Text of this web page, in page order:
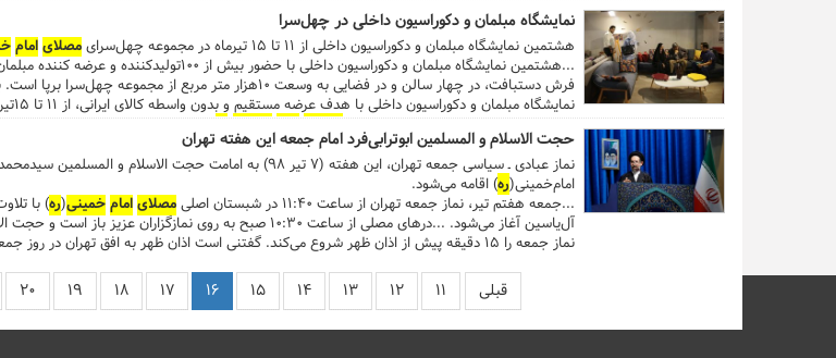
نمایشگاه مبلمان و دکوراسیون داخلی در چهل‌سرا
هشتمین نمایشگاه مبلمان و دکوراسیون داخلی از ۱۱ تا ۱۵ تیرماه در مجموعه چهل‌سرای مصلایامام
...هشتمین نمایشگاه مبلمان و دکوراسیون داخلی با
فرش دستبافت، در چهار سالن و در فضایی به وسعت ۱۰هزار متر مربع از مجموعه چهل‌سرا برپا است. به گزارش روابط عمومی
از ساعت ۱۴ تا ۲۱ در مجموعه چهل‌سرای
مصلای امام خمینی(ره) در خیابان شهید بهشتی نرسیده به
حجت الاسلام و المسلمین ابوترابی‌فرد امام جمعه این هفته تهران
نماز عبادی ـ سیاسی جمعه تهران، این هفته (۷ تیر ۹۸) به امامت حجت الاسلام و المسلمین سیدمحمدحسن ابوترابی‌فرد در شبستان اصلی
امام‌خمینی(ره) اقامه می‌شود.
...جمعه هفتم تیر، نماز جمعه تهران از ساعت ۱۱:۴۰ در شبستان اصلی
مصلایامامخمینی(ره) با
آل‌یاسین آغاز می‌شود. ...درهای مصلی از ساعت ۱۰:۳۰ صبح به روی نمازگزاران عزیز باز است و حجت الاسلام ابوترابی‌فرد،
نماز جمعه را ۱۵ دقیقه پیش از اذان ظهر شروع می‌کند. گفتنی است اذان ظهر به افق تهران در روز جمعه ساعت ۱۳:۰۸ است. ...
قبلی ۱۱ ۱۲ ۱۳ ۱۴ ۱۵ ۱۶ ۱۷ ۱۸ ۱۹ ۲۰